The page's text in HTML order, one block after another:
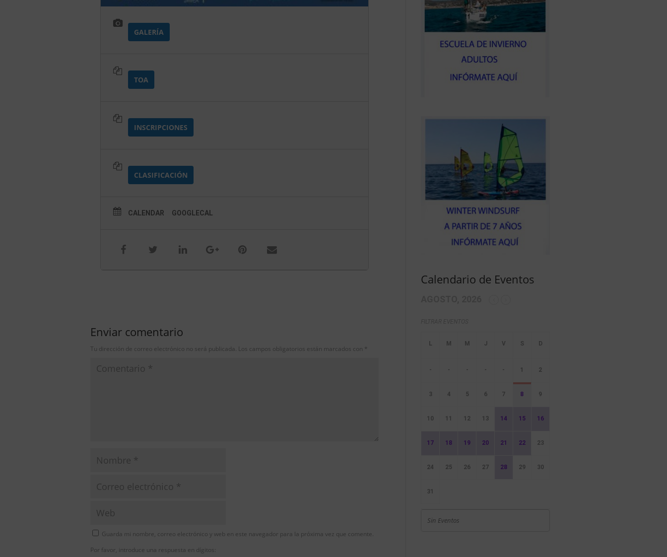
GALERÍA
TOA
INSCRIPCIONES
CLASIFICACIÓN
CALENDAR GOOGLECAL
Enviar comentario
Tu dirección de correo electrónico no será publicada. Los campos obligatorios están marcados con *
Guarda mi nombre, correo electrónico y web en este navegador para la próxima vez que comente.
Por favor, introduce una respuesta en dígitos:
Calendario de Eventos
- - - - - 1 2
3 4 5 6 7 8 9
10 11 12 13 14 15 16
17 18 19 20 21 22 23
24 25 26 27 28 29 30
31
Sin Eventos